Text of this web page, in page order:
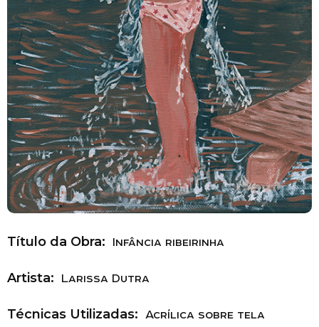
Título da Obra: Infância ribeirinha
Artista: Larissa Dutra
Técnicas Utilizadas: Acrílica sobre tela